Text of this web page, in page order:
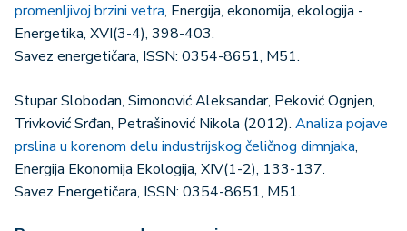
promenljivoj brzini vetra, Energija, ekonomija, ekologija -
Energetika, XVI(3-4), 398-403.
Savez energetičara, ISSN: 0354-8651, M51.
Stupar Slobodan, Simonović Aleksandar, Peković Ognjen,
Trivković Srđan, Petrašinović Nikola (2012). Analiza pojave
prslina u korenom delu industrijskog čeličnog dimnjaka,
Energija Ekonomija Ekologija, XIV(1-2), 133-137.
Savez Energetičara, ISSN: 0354-8651, M51.